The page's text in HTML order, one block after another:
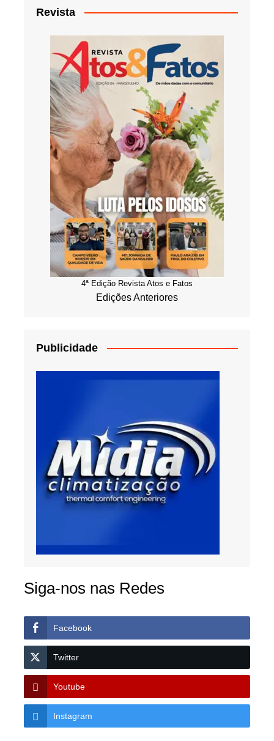
Revista
4ª Edição Revista Atos e Fatos
Edições Anteriores
Publicidade
Siga-nos nas Redes
Facebook
Twitter
Youtube
Instagram